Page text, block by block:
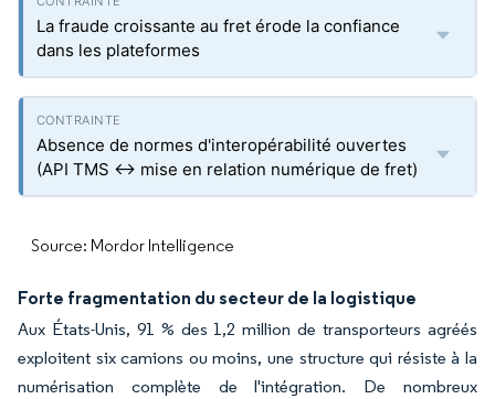
La fraude croissante au fret érode la confiance
dans les plateformes
Absence de normes d'interopérabilité ouvertes
(API TMS ↔ mise en relation numérique de fret)
Source: Mordor Intelligence
Forte fragmentation du secteur de la logistique
Aux États-Unis, 91 % des 1,2 million de transporteurs agréés
exploitent six camions ou moins, une structure qui résiste à la
numérisation complète de l'intégration. De nombreux